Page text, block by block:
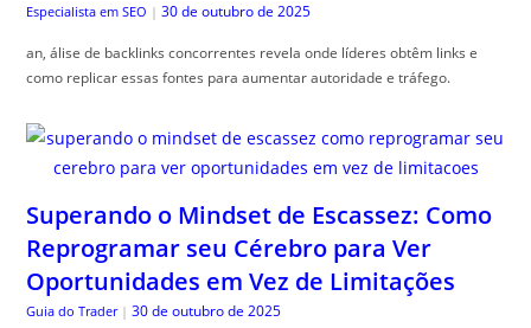
Especialista em SEO | 30 de outubro de 2025
an, álise de backlinks concorrentes revela onde líderes obtêm links e
como replicar essas fontes para aumentar autoridade e tráfego.
Superando o Mindset de Escassez: Como
Reprogramar seu Cérebro para Ver
Oportunidades em Vez de Limitações
Guia do Trader | 30 de outubro de 2025